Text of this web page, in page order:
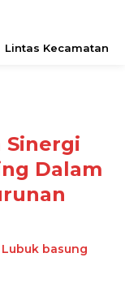
Lintas Kecamatan
Sinergi
Dalam
Lubuk basung